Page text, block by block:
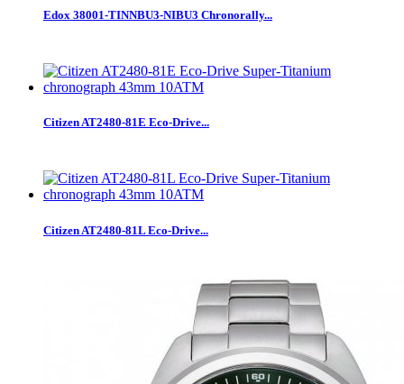
Edox 38001-TINNBU3-NIBU3 Chronorally...
Citizen AT2480-81E Eco-Drive...
Citizen AT2480-81L Eco-Drive...